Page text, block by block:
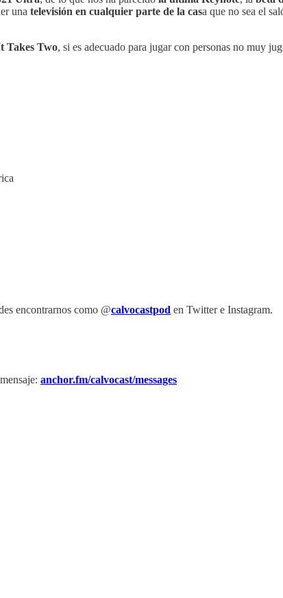
una televisión en cualquier parte de la casa que no sea el
Takes Two, si es adecuado para jugar con personas no muy
encontrarnos como @calvocastpod en Twitter e Instagram.
anchor.fm/calvocast/messages